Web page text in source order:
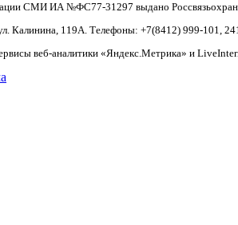
СМИ ИА №ФС77-31297 выдано
Калинина, 119А. Телефоны: +7(8412) 999-101,
веб-аналитики «Яндекс.Метрика» и